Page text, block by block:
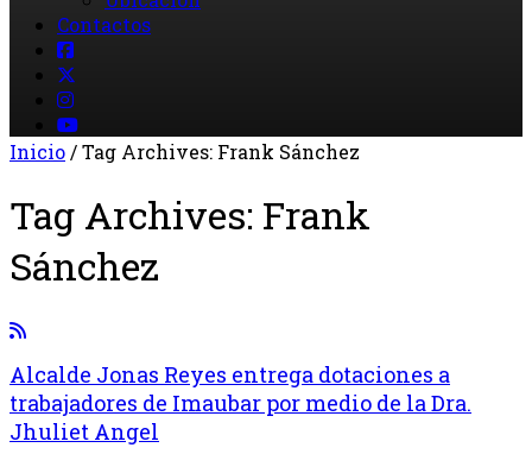
Contactos
Inicio/Tag Archives: Frank Sánchez
Tag Archives: Frank
Sánchez
Alcalde Jonas Reyes entrega dotaciones a
trabajadores de Imaubar por medio de la Dra.
Jhuliet Angel